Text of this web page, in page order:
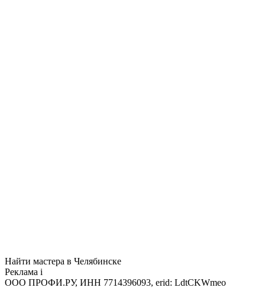
Найти мастера в Челябинске
Реклама i
ООО ПРОФИ.РУ, ИНН 7714396093, erid: LdtCKWmeo